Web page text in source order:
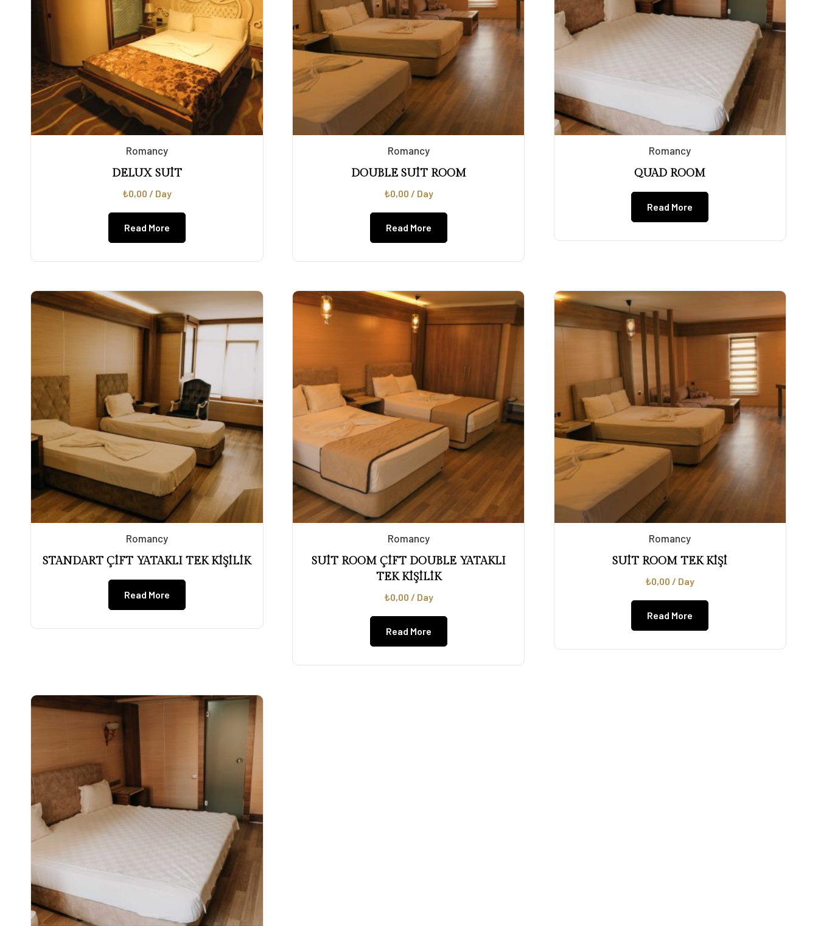
Romancy
DELUX SUİT
₺0,00 / Day
Read More
Romancy
DOUBLE SUİT ROOM
₺0,00 / Day
Read More
Romancy
QUAD ROOM
Read More
Romancy
STANDART ÇİFT YATAKLI TEK KİŞİLİK
Read More
Romancy
SUİT ROOM ÇİFT DOUBLE YATAKLI
TEK KİŞİLİK
₺0,00 / Day
Read More
Romancy
SUİT ROOM TEK KİŞİ
₺0,00 / Day
Read More